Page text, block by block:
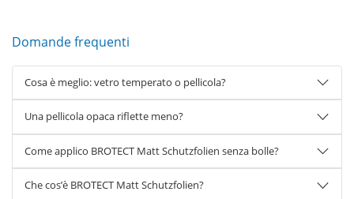
Domande frequenti
Cosa è meglio: vetro temperato o pellicola?
Una pellicola opaca riflette meno?
Come applico BROTECT Matt Schutzfolien senza bolle?
Che cos’è BROTECT Matt Schutzfolien?